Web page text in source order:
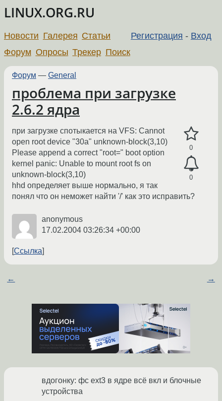
LINUX.ORG.RU
Регистрация - Вход
Новости Галерея Статьи
Форум Опросы Трекер Поиск
Форум — General
проблема при загрузке
2.6.2 ядра
0
0
при загрузке спотыкается на VFS: Cannot
open root device "30a" unknown-block(3,10)
Please append a correct "root=" boot option
kernel panic: Unable to mount root fs on
unknown-block(3,10)
hhd определяет выше нормально, я так
понял что он неможет найти '/' как это исправить?
anonymous
17.02.2004 03:26:34 +00:00
Ссылка
← →
вдогонку: фс ext3 в ядре всё вкл и блочные
устройства